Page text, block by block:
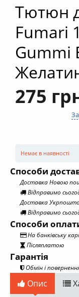
Тютюн
Fumari
Gummi
275
Немає в наявності
Способи
Доставка Новою
Відправимо
Доставка
Відправимо
Способи
На банківську
Післяплатою
Гарантія
Обмін і
Опис